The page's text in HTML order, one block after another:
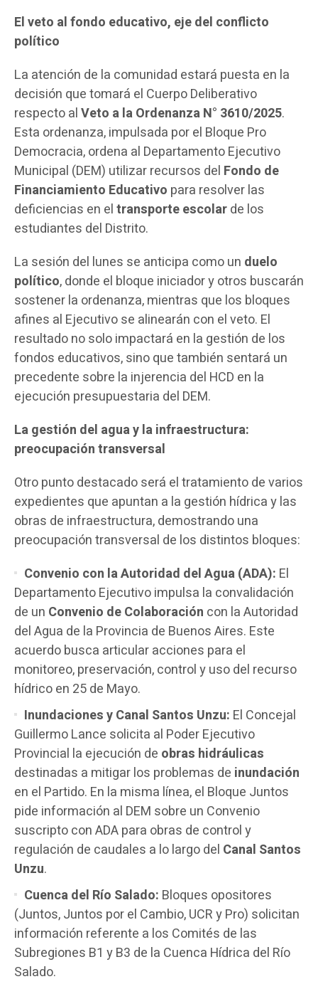
El veto al fondo educativo, eje del conflicto
político
La atención de la comunidad estará puesta en la
decisión que tomará el Cuerpo Deliberativo
respecto alVeto a la Ordenanza N° 3610/2025.
Esta ordenanza, impulsada por el Bloque Pro
Democracia, ordena al Departamento Ejecutivo
Municipal (DEM) utilizar recursos del Fondo de
Financiamiento Educativo para resolver las
deficiencias en eltransporte escolarde los
estudiantes del Distrito.
La sesión del lunes se anticipa como un duelo
político, donde el bloque iniciador y otros buscarán
sostener la ordenanza, mientras que los bloques
afines al Ejecutivo se alinearán con el veto. El
resultado no solo impactará en la gestión de los
fondos educativos, sino que también sentará un
precedente sobre la injerencia del HCD en la
ejecución presupuestaria del DEM.
La gestión del agua y la infraestructura:
preocupación transversal
Otro punto destacado será el tratamiento de varios
expedientes que apuntan a la gestión hídrica y las
obras de infraestructura, demostrando una
preocupación transversal de los distintos bloques:
Convenio con la Autoridad del Agua (ADA): El
Departamento Ejecutivo impulsa la convalidación
de un Convenio de Colaboración con la Autoridad
del Agua de la Provincia de Buenos Aires. Este
acuerdo busca articular acciones para el
monitoreo, preservación, control y uso del recurso
hídrico en 25 de Mayo.
Inundaciones y Canal Santos Unzu: El Concejal
Guillermo Lance solicita al Poder Ejecutivo
Provincial la ejecución de obras hidráulicas
destinadas a mitigar los problemas de inundación
en el Partido. En la misma línea, el Bloque Juntos
pide información al DEM sobre un Convenio
suscripto con ADA para obras de control y
regulación de caudales a lo largo del Canal Santos
Unzu.
Cuenca del Río Salado: Bloques opositores
(Juntos, Juntos por el Cambio, UCR y Pro) solicitan
información referente a los Comités de las
Subregiones B1 y B3 de la Cuenca Hídrica del Río
Salado.